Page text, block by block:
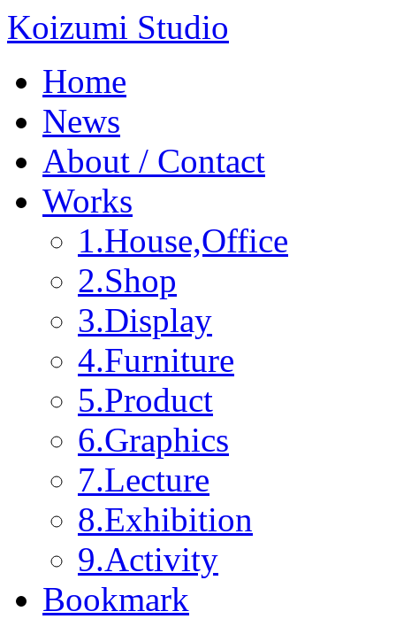
Koizumi Studio
Home
News
About / Contact
Works
1.House,Office
2.Shop
3.Display
4.Furniture
5.Product
6.Graphics
7.Lecture
8.Exhibition
9.Activity
Bookmark